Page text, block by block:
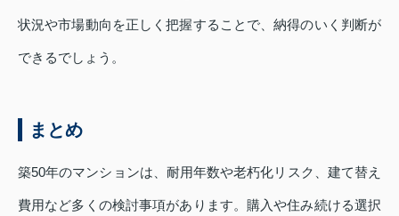
状況や市場動向を正しく把握することで、納得のいく判断が
できるでしょう。
まとめ
築50年のマンションは、耐用年数や老朽化リスク、建て替え
費用など多くの検討事項があります。購入や住み続ける選択